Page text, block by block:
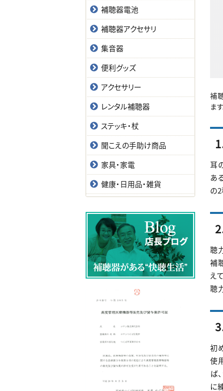
補
ます
耳
あ
の
聴
補
え
聴
初
使
ば
に
補聴器電池
補聴器アクセサリ
集音器
便利グッズ
アクセサリー
レンタル補聴器
ステッキ・杖
聞こえの手助け商品
家具・家電
健康・日用品・雑貨